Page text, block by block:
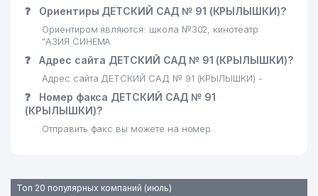
❓ Ориентиры ДЕТСКИЙ САД № 91 (КРЫЛЫШКИ)?
Ориентиром являются: школа №302, кинотеатр
"АЗИЯ СИНЕМА
❓ Адрес сайта ДЕТСКИЙ САД № 91 (КРЫЛЫШКИ)?
Адрес сайта ДЕТСКИЙ САД № 91 (КРЫЛЫШКИ) -
❓
Номер факса ДЕТСКИЙ САД № 91
(КРЫЛЫШКИ)?
Отправить факс вы можете на номер .
Топ 20 популярных компаний (июль)